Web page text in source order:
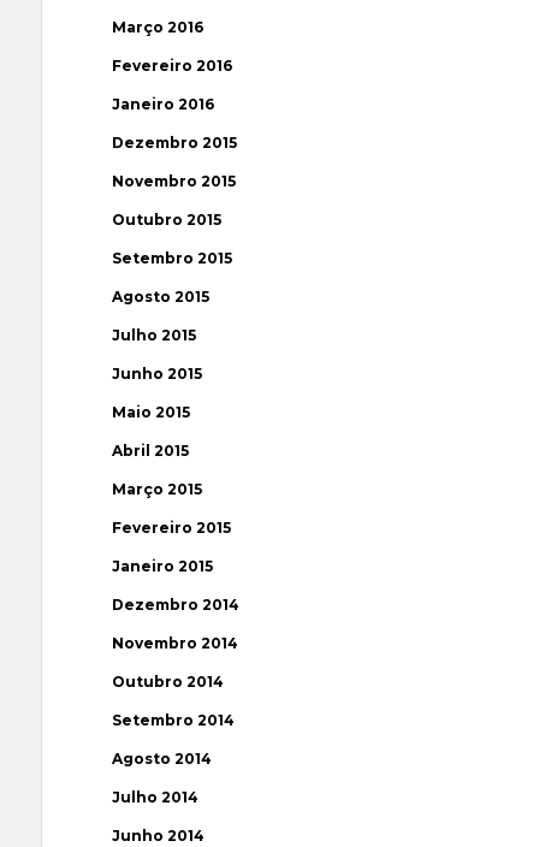
Março 2016
Fevereiro 2016
Janeiro 2016
Dezembro 2015
Novembro 2015
Outubro 2015
Setembro 2015
Agosto 2015
Julho 2015
Junho 2015
Maio 2015
Abril 2015
Março 2015
Fevereiro 2015
Janeiro 2015
Dezembro 2014
Novembro 2014
Outubro 2014
Setembro 2014
Agosto 2014
Julho 2014
Junho 2014